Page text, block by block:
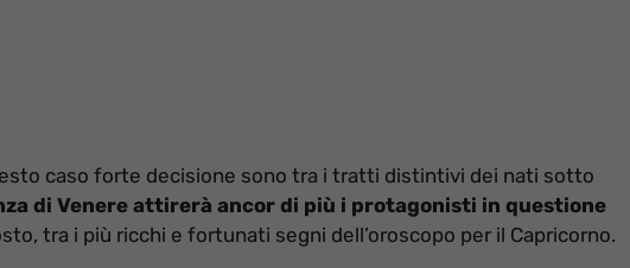
caso forte decisione sono tra i tratti distintivi dei nati sotto
di Venere attirerà ancor di più i protagonisti in questione
tra i più ricchi e fortunati segni dell’oroscopo per il Capricorno.